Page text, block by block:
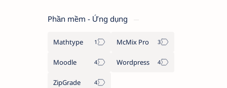
Phần mềm - Ứng dụng
Mathtype McMix Pro
Moodle Wordpress
ZipGrade